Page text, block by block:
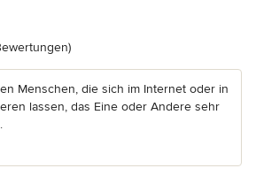
5 von 5 Sternen
Menschen, die sich im Internet oder in
lassen, das Eine oder Andere sehr